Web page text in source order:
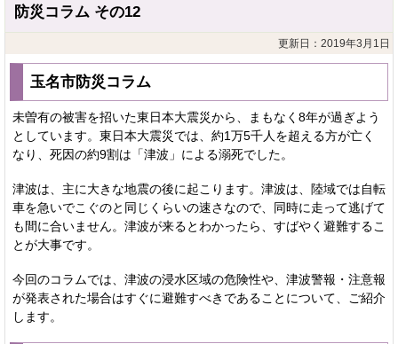
防災コラム その12
更新日：2019年3月1日
玉名市防災コラム
未曽有の被害を招いた東日本大震災から、まもなく8年が過ぎよう
としています。東日本大震災では、約1万5千人を超える方が亡く
なり、死因の約9割は「津波」による溺死でした。
津波は、主に大きな地震の後に起こります。津波は、陸域では自転
車を急いでこぐのと同じくらいの速さなので、同時に走って逃げて
も間に合いません。津波が来るとわかったら、すばやく避難するこ
とが大事です。
今回のコラムでは、津波の浸水区域の危険性や、津波警報・注意報
が発表された場合はすぐに避難すべきであることについて、ご紹介
します。